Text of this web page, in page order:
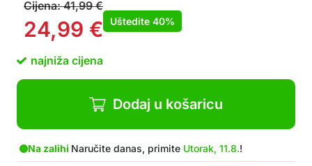
Idealne za bilo koju prostoriju u domu ili za
urede
zidovi, pločice, staklo, drvo, metal itd.
U pakiranju: 4x zidna naljepnica, samoljepljive
montažne folije
Cijena:41,99€
24,99 € Uštedite 40%
najniža cijena
Dodaj u košaricu
Na zalihi Naručite danas, primite Utorak, 11.8.!